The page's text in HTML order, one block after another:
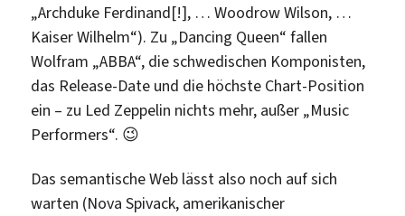
„Archduke Ferdinand[!], … Woodrow Wilson, …
Kaiser Wilhelm“). Zu „Dancing Queen“ fallen
Wolfram „ABBA“, die schwedischen Komponisten,
das Release-Date und die höchste Chart-Position
ein – zu Led Zeppelin nichts mehr, außer „Music
Performers“. 😉
Das semantische Web lässt also noch auf sich
warten (Nova Spivack, amerikanischer